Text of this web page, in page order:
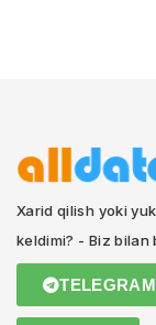
Xarid qilish yoki
keldimi? - Biz
TELEGRAM